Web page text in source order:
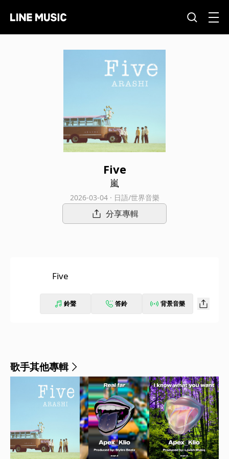
Five
嵐
2026-03-04 · 日語/世界音樂
分享專輯
Five
鈴聲 答鈴 背景音樂
歌手其他專輯